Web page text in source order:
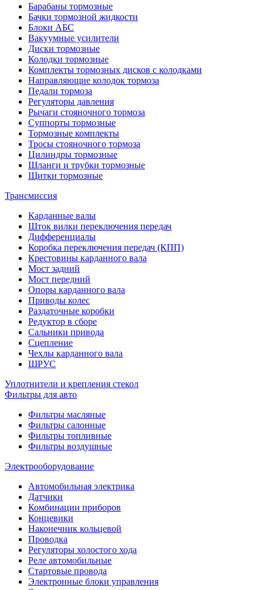
Барабаны тормозные
Бачки тормозной жидкости
Блоки АБС
Вакуумные усилители
Диски тормозные
Колодки тормозные
Комплекты тормозных дисков с колодками
Направляющие колодок тормоза
Педали тормоза
Регуляторы давления
Рычаги стояночного тормоза
Суппорты тормозные
Тормозные комплекты
Тросы стояночного тормоза
Цилиндры тормозные
Шланги и трубки тормозные
Щитки тормозные
Трансмиссия
Карданные валы
Шток вилки переключения передач
Дифференциалы
Коробка переключения передач (КПП)
Крестовины карданного вала
Мост задний
Мост передний
Опоры карданного вала
Приводы колес
Раздаточные коробки
Редуктор в сборе
Сальники привода
Сцепление
Чехлы карданного вала
ШРУС
Уплотнители и крепления стекол
Фильтры для авто
Фильтры масляные
Фильтры салонные
Фильтры топливные
Фильтры воздушные
Электрооборудование
Автомобильная электрика
Датчики
Комбинации приборов
Концевики
Наконечник кольцевой
Проводка
Регуляторы холостого хода
Реле автомобильные
Стартовые провода
Электронные блоки управления